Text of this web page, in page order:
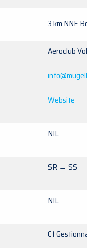
3 km NNE
Aeroclub
Website
NIL
SR → SS
NIL
Cf